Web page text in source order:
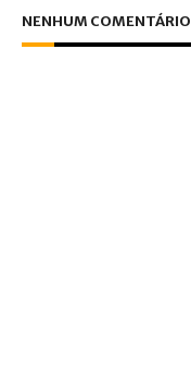
NENHUM COMENTÁRIO